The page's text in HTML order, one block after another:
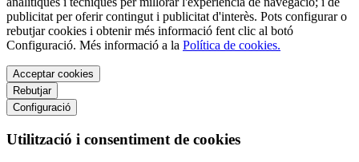
publicitat per oferir contingut i publicitat d'interès. Pots configurar o
rebutjar cookies i obtenir més informació fent clic al botó
Configuració. Més informació a la Política de cookies.
Acceptar cookies
Rebutjar
Configuració
Utilització i consentiment de cookies